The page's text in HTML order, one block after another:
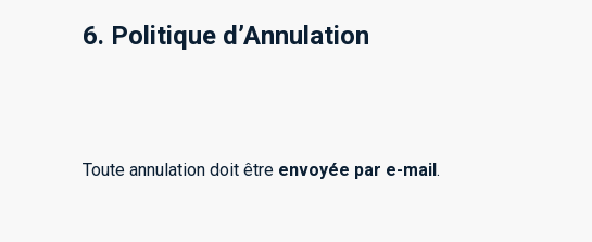
6. Politique d’Annulation
Toute annulation doit être envoyée par e-mail.